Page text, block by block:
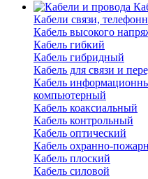
Кабели связи,
Кабель высокого
Кабель гибкий
Кабель гибридный
Кабель для связи и
Кабель
компьютерный
Кабель коаксиальный
Кабель контрольный
Кабель оптический
Кабель охранно-
Кабель плоский
Кабель силовой